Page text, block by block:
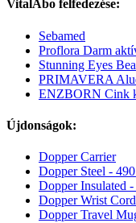
VitalAbo felfedezése:
Sebamed
Proflora Darm
Stunning Eyes
PRIMAVERA
ENZBORN Cink
Újdonságok:
Dopper Carrier
Dopper Steel -
Dopper Insulated
Dopper Wrist
Dopper Travel